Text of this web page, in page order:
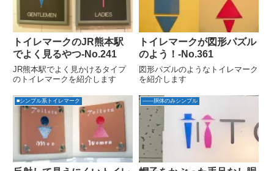
トイレマークのJR熊本駅
でよく見るやつ-No.241
JR熊本駅でよく見かけるタイプ
のトイレマークを紹介します
トイレマークが図形パズル
のよう！‐No.361
図形パズルのようなトイレマーク
を紹介します
■シンプル系トイレマーク ――胴体のみシンプル